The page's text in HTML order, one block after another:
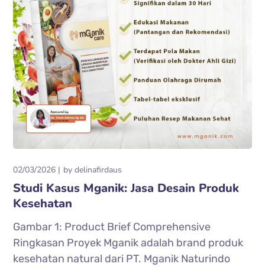
02/03/2026 bydelinafirdaus
Studi Kasus Mganik: Jasa Desain Produk
Kesehatan
Gambar 1: Product Brief Comprehensive
Ringkasan Proyek Mganik adalah brand produk
kesehatan natural dari PT. Mganik Naturindo